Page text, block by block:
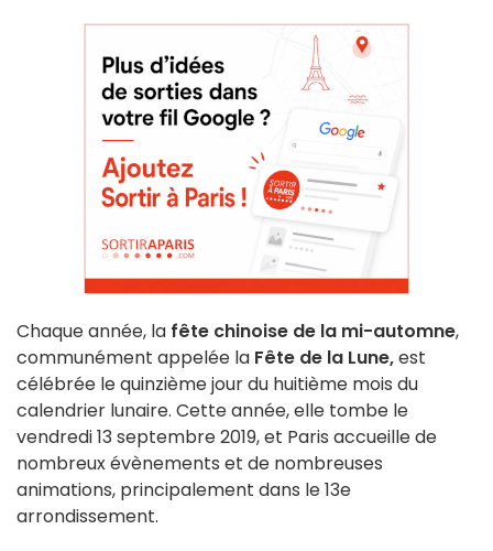
Chaque année, la fête chinoise de la mi-automne,
communément appelée la Fête de la Lune,est
célébrée le quinzième jour du huitième mois du
calendrier lunaire. Cette année, elle tombe le
vendredi 13 septembre 2019, et Paris accueille de
nombreux évènements et de nombreuses
animations, principalement dans le 13e
arrondissement.